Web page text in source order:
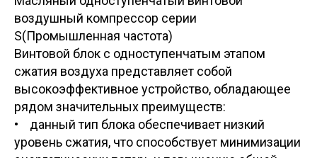
воздушный компрессор серии
S(Промышленная частота)
Винтовой блок с одноступенчатым этапом
сжатия воздуха представляет собой
высокоэффективное устройство, обладающее
рядом значительных преимуществ:
• данный тип блока обеспечивает низкий
уровень сжатия, что способствует минимизации